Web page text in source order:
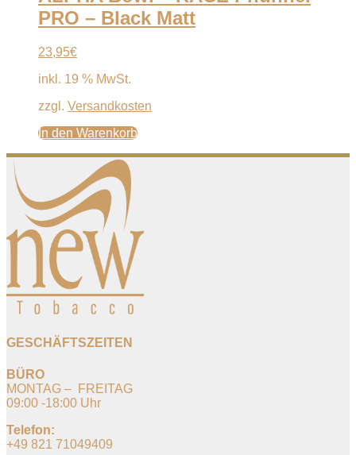
PRO – Black Matt
23,95€
inkl. 19 % MwSt.
zzgl. Versandkosten
In den Warenkorb
GESCHÄFTSZEITEN
BÜRO
MONTAG – FREITAG
09:00 -18:00 Uhr
Telefon:
+49 821 71049409